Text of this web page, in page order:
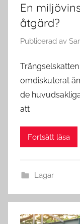
En
åtgärd?
Publicerad av
omdiskuterat
de
att
Fortsätt läsa
Lagar